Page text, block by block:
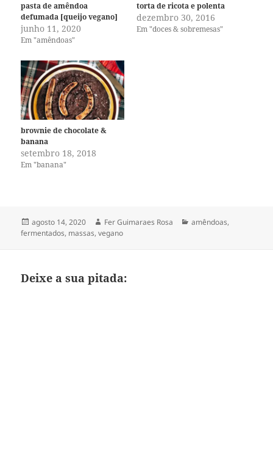
pasta de amêndoa
defumada [queijo vegano]
junho 11, 2020
Em "amêndoas"
torta de ricota e polenta
dezembro 30, 2016
Em "doces & sobremesas"
brownie de chocolate &
banana
setembro 18, 2018
Em "banana"
Publicado
em
agosto 14, 2020 Autor
Fer Guimaraes Rosa Categorias
amêndoas,
fermentados, massas,vegano
Deixe a sua pitada: